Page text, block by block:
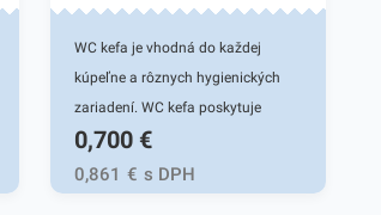
WC kefa je vhodná do každej
kúpeľne a rôznych hygienických
zariadení. WC kefa poskytuje
moderný vzhľad a praktické
riešenie na všetky toalety. Pomáha
udržiavať toaletu hygienicky čistú.
0,700 €
0,861 € s DPH